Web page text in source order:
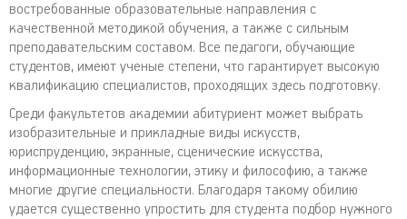
востребованные образовательные направления с
качественной методикой обучения, а также с сильным
преподавательским составом. Все педагоги, обучающие
студентов, имеют ученые степени, что гарантирует высокую
квалификацию специалистов, проходящих здесь подготовку.
Среди факультетов академии абитуриент может выбрать
изобразительные и прикладные виды искусств,
юриспруденцию, экранные, сценические искусства,
информационные технологии, этику и философию, а также
многие другие специальности. Благодаря такому обилию
удается существенно упростить для студента подбор нужного